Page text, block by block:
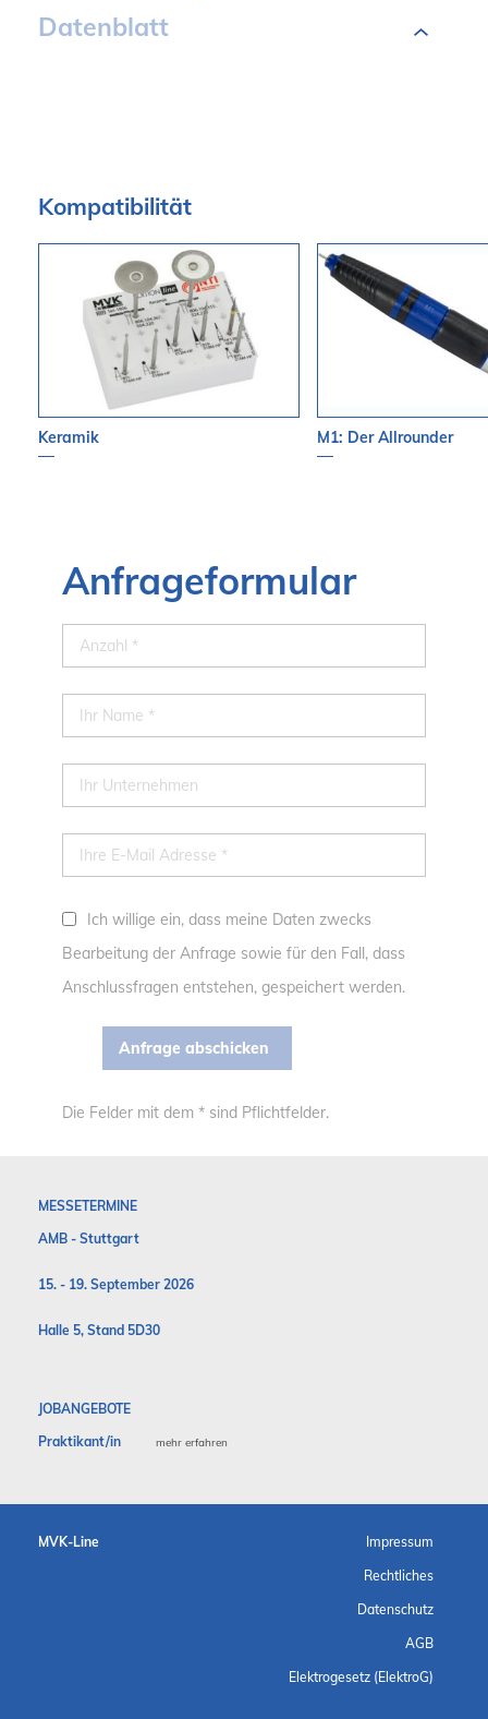
Datenblatt
Kompatibilität
Keramik M1: Der Allrounder
Anfrageformular
Ich willige ein, dass meine Daten zwecks
Bearbeitung der Anfrage sowie für den Fall, dass
Anschlussfragen entstehen, gespeichert werden.
Die Felder mit dem * sind Pflichtfelder.
MESSETERMINE
AMB - Stuttgart
15. - 19. September 2026
Halle 5, Stand 5D30
JOBANGEBOTE
Praktikant/in
mehr erfahren
MVK-Line Impressum
Rechtliches
Datenschutz
AGB
Elektrogesetz (ElektroG)